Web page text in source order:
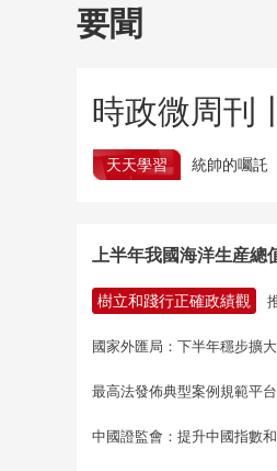
要聞
時政微周刊
天天學習 統帥的囑託
上半年我國海洋生産總
樹立和踐行正確政績觀
國家外匯局：下半年穩步擴
最高法發佈典型案例規範平
中國證監會：提升中國指數